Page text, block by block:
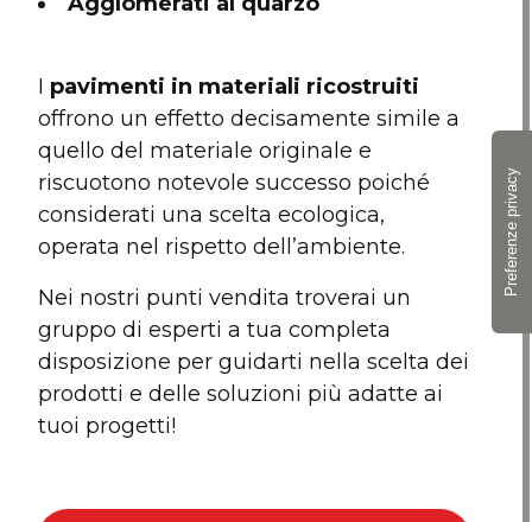
I pavimenti in materiali ricostruiti
offrono un effetto decisamente simile a
quello del materiale originale e
riscuotono notevole successo poiché
considerati una scelta ecologica,
operata nel rispetto dell’ambiente.
Nei nostri punti vendita troverai un
gruppo di esperti a tua completa
disposizione per guidarti nella scelta dei
prodotti e delle soluzioni più adatte ai
tuoi progetti!